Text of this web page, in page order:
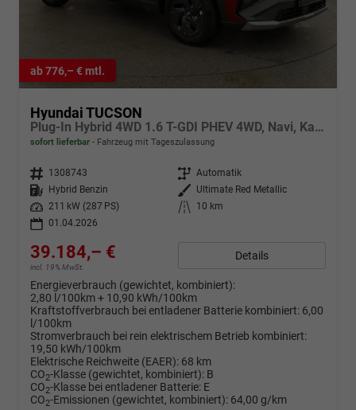
ab 776,– € mtl.
Hyundai TUCSON
Plug-In Hybrid 4WD 1.6 T-GDI PHEV 4WD, Navi, Kamera, Side, Winter
sofort lieferbar Fahrzeug mit Tageszulassung
Fahrzeugnr. 1308743 Getriebe Automatik
Kraftstoff
Hybrid Benzin Außenfarbe
Ultimate Red Metallic
Leistung
211 kW (287 PS) Kilometerstand
10 km
01.04.2026
39.184,– €
incl. 19% MwSt.
Details
Energieverbrauch (gewichtet, kombiniert):
2,80 l/100km + 10,90 kWh/100km
Kraftstoffverbrauch bei entladener Batterie kombiniert: 6,00
l/100km
Stromverbrauch bei rein elektrischem Betrieb kombiniert:
19,50 kWh/100km
Elektrische Reichweite (EAER): 68 km
CO2-Klasse (gewichtet, kombiniert): B
CO2-Klasse bei entladener Batterie: E
CO2-Emissionen (gewichtet, kombiniert): 64,00 g/km